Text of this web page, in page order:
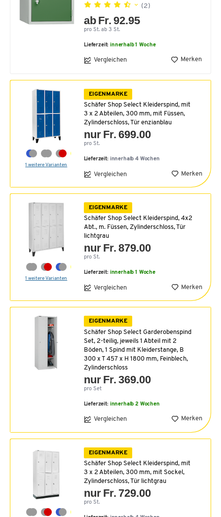
(2)
ab Fr. 92.95
pro St. ab 3 St.
Lieferzeit:innerhalb 1 Woche
Vergleichen Merken
1 weitere Varianten
EIGENMARKE
Schäfer Shop Select Kleiderspind, mit
3 x 2 Abteilen, 300 mm, mit Füssen,
Zylinderschloss, Tür enzianblau
nur Fr. 699.00
pro St.
Lieferzeit: innerhalb 4 Wochen
Vergleichen Merken
1 weitere Varianten
EIGENMARKE
Schäfer Shop Select Kleiderspind, 4x2
Abt., m. Füssen, Zylinderschloss, Tür
lichtgrau
nur Fr. 879.00
pro St.
Lieferzeit: innerhalb 1 Woche
Vergleichen Merken
EIGENMARKE
Schäfer Shop Select Garderobenspind
Set, 2-teilig, jeweils 1 Abteil mit 2
Böden, 1 Spind mit Kleiderstange, B
300 x T 457 x H 1800 mm, Feinblech,
Zylinderschloss
nur Fr. 369.00
pro Set
Lieferzeit: innerhalb 2 Wochen
Vergleichen Merken
EIGENMARKE
Schäfer Shop Select Kleiderspind, mit
3 x 2 Abteilen, 300 mm, mit Sockel,
Zylinderschloss, Tür lichtgrau
nur Fr. 729.00
pro St.